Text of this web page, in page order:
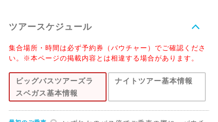
ツアースケジュール
集合場所・時間は必ず予約券（バウチャー）でご確認くださ
い。※本ページの掲載内容とは相違する場合があります。
ビッグバスツアーズラ
スベガス基本情報
ナイトツアー基本情報